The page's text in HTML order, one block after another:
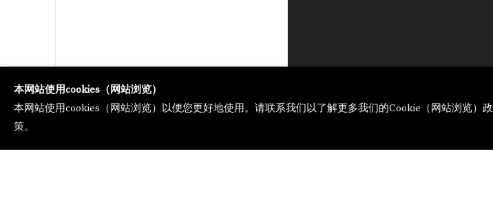
本网站使用cookies（网站浏览）
本网站使用cookies（网站浏览）以便您更好地使用。请联系我们以了解更多我们的Cookie（网站浏览）政
策。